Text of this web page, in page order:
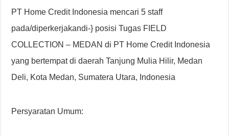
PT Home Credit Indonesia mencari 5 staff
pada/diperkerjakandi-} posisi Tugas FIELD
COLLECTION – MEDAN di PT Home Credit Indonesia
yang bertempat di daerah Tanjung Mulia Hilir, Medan
Deli, Kota Medan, Sumatera Utara, Indonesia
Persyaratan Umum: